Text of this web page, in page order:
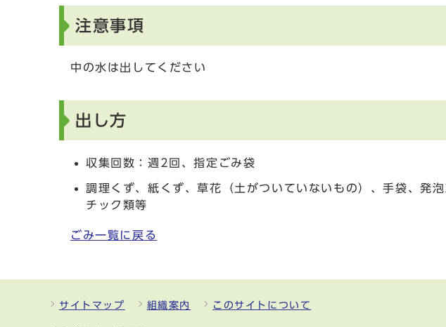
注意事項
中の水は出してください
出し方
収集回数：週2回、指定ごみ袋
調理くず、紙くず、草花（土がついていないもの）、手袋、発
チック類等
ごみ一覧に戻る
サイトマップ 組織案内 このサイトについて